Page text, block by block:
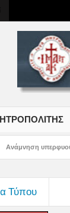
θαύματος των
Τύπου